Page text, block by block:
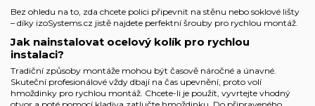
Bez ohledu na to, zda chcete polici připevnit na stěnu nebo soklové lišty
– díky izoSystems.cz jistě najdete perfektní šrouby pro rychlou montáž.
Jak nainstalovat ocelový kolík pro rychlou
instalaci?
Tradiční způsoby montáže mohou být časově náročné a únavné.
Skuteční profesionálové vždy dbají na čas upevnění, proto volí
hmoždinky pro rychlou montáž. Chcete-li je použít, vyvrtejte vhodný